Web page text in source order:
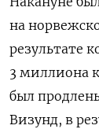
на
результате
3 миллиона
был
Визунд, в